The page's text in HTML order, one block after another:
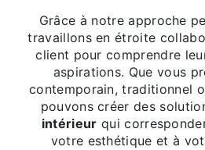
Grâce à notre approche
travaillons en étroite
client pour comprendre
aspirations. Que vous
contemporain, traditionnel
pouvons créer des
intérieur qui
votre esthétique et à